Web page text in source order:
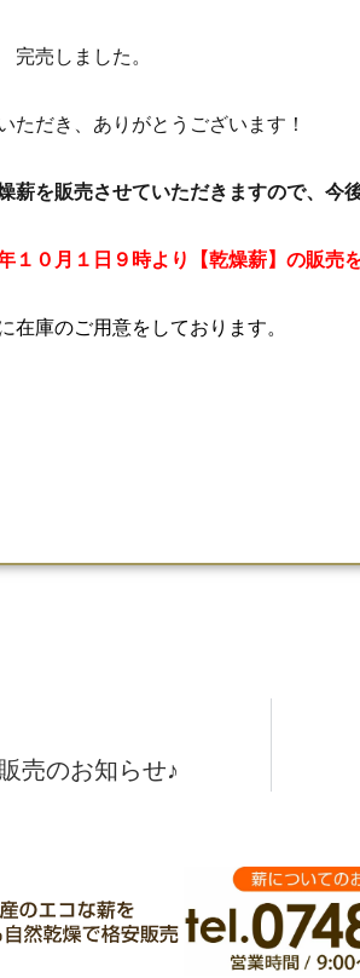
売しました。
ただき、ありがとうございます！
薪を販売させていただきますので、今
１０月１日９時より【乾燥薪】の販売
庫のご用意をしております。
のお知らせ♪